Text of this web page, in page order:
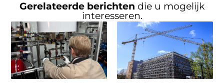
Gerelateerde berichten die u mogelijk
interesseren.